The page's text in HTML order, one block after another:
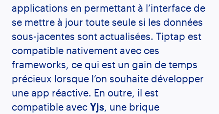
applications en permettant à l’interface de
se mettre à jour toute seule si les données
sous-jacentes sont actualisées. Tiptap est
compatible nativement avec ces
frameworks, ce qui est un gain de temps
précieux lorsque l’on souhaite développer
une app réactive. En outre, il est
compatible avec Yjs , une brique